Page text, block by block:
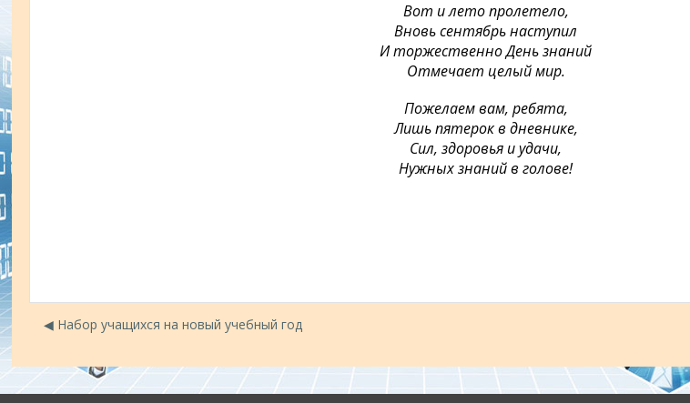
Вот и лето пролетело,
Вновь сентябрь наступил
И торжественно День знаний
Отмечает целый мир.
Пожелаем вам, ребята,
Лишь пятерок в дневнике,
Сил, здоровья и удачи,
Нужных знаний в голове!
◀︎ Набор учащихся на новый учебный год